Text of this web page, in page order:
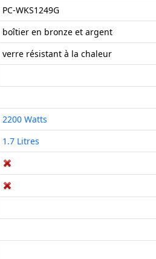
PC-WKS1249G
boîtier en bronze et argent
verre résistant à la chaleur
2200 Watts
1.7 Litres